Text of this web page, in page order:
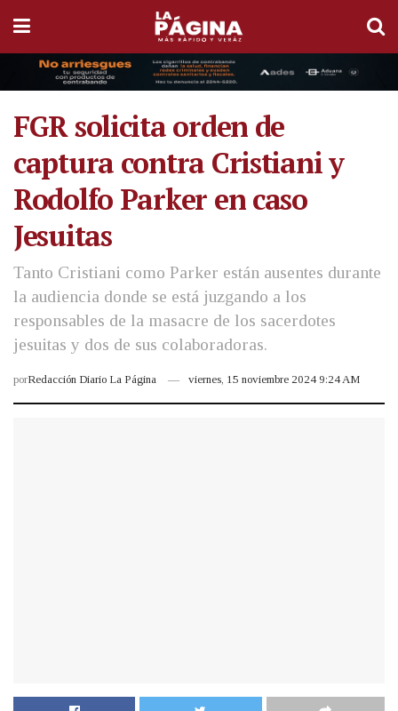
FGR solicita orden de
captura contra Cristiani y
Rodolfo Parker en caso
Jesuitas
Tanto Cristiani como Parker están ausentes durante
la audiencia donde se está juzgando a los
responsables de la masacre de los sacerdotes
jesuitas y dos de sus colaboradoras.
porRedacción Diario La Página viernes, 15 noviembre 2024 9:24 AM